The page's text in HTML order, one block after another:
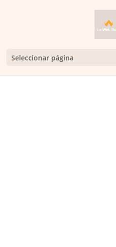
Seleccionar página